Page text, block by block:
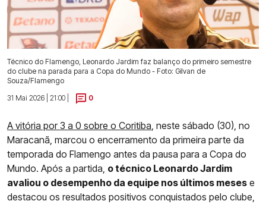
Técnico do Flamengo, Leonardo Jardim faz balanço do primeiro semestre
do clube na parada para a Copa do Mundo - Foto: Gilvan de
Souza/Flamengo
31 Mai 2026 | 21:00 |
0
A vitória por 3 a 0 sobre o Coritiba , neste sábado (30), no
Maracanã, marcou o encerramento da primeira parte da
temporada do Flamengo antes da pausa para a Copa do
Mundo. Após a partida, o técnico Leonardo Jardim
avaliou o desempenho da equipe nos últimos meses e
destacou os resultados positivos conquistados pelo clube,